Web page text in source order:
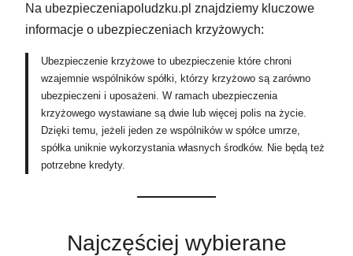
Na ubezpieczeniapoludzku.pl znajdziemy kluczowe
informacje o ubezpieczeniach krzyżowych:
Ubezpieczenie krzyżowe to ubezpieczenie które chroni
wzajemnie wspólników spółki, którzy krzyżowo są zarówno
ubezpieczeni i uposażeni. W ramach ubezpieczenia
krzyżowego wystawiane są dwie lub więcej polis na życie.
Dzięki temu, jeżeli jeden ze wspólników w spółce umrze,
spółka uniknie wykorzystania własnych środków. Nie będą też
potrzebne kredyty.
Najczęściej wybierane